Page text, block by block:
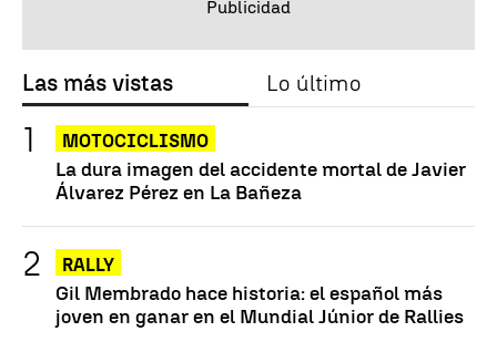
Las más vistas Lo último
MOTOCICLISMO
La dura imagen del accidente mortal de Javier
Álvarez Pérez en La Bañeza
RALLY
Gil Membrado hace historia: el español más
joven en ganar en el Mundial Júnior de Rallies